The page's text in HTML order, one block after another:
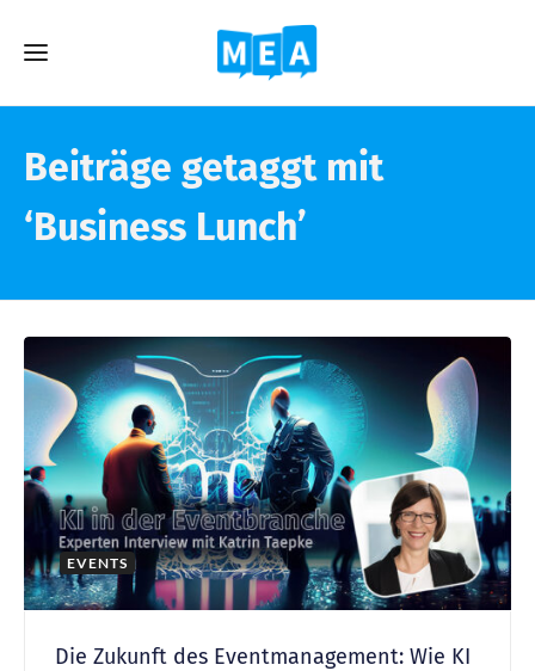
Beiträge getaggt mit
‘Business Lunch’
EVENTS
Die Zukunft des Eventmanagement: Wie KI